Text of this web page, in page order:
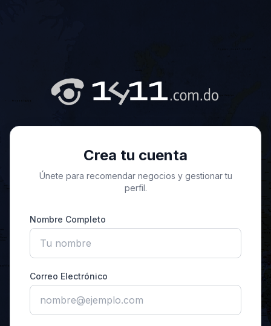
Crea tu cuenta
Únete para recomendar negocios y gestionar tu
perfil.
Nombre Completo
Correo Electrónico